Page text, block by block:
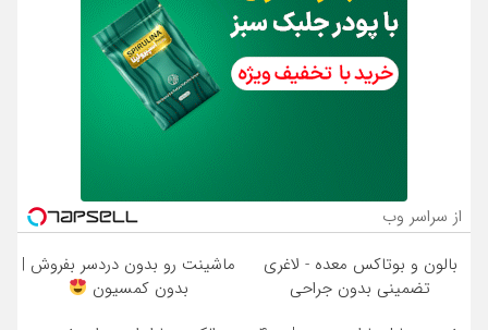
از سراسر وب
بالون و بوتاکس معده - لاغری
تضمینی بدون جراحی
ماشینت رو بدون دردسر بفروش |
بدون کمسیون